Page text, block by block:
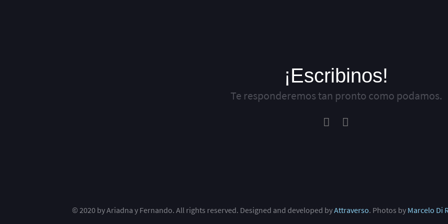
¡Escribinos!
Te responderemos tan pronto como podamos.
© 2020 by Ariadna y Fernando. All rights reserved. Designed and developed byAttraverso. Photos by Marcelo Di